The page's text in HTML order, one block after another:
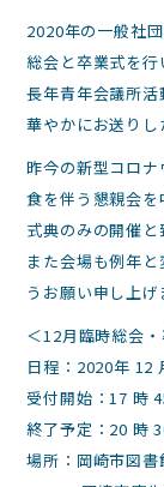
2020年の一般社
総会と卒業式を行
長年青年会議所活
華やかにお送りし
昨今の新型コロ
食を伴う懇親会を
式典のみの開催と
また会場も例年
うお願い申し上げ
＜12月臨時総会
日程：2020年 12
受付開始：17
終了予定：20 時
場所：岡崎市図